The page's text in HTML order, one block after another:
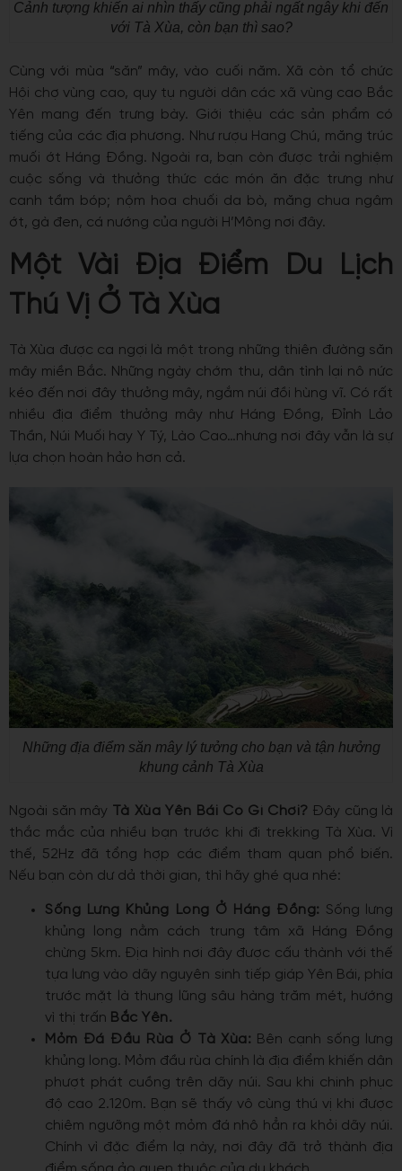
Cảnh tượng khiến ai nhìn thấy cũng phải ngất ngây khi đến
với Tà Xùa, còn bạn thì sao?
Cùng với mùa “săn” mây, vào cuối năm. Xã còn tổ chức
Hội chợ vùng cao, quy tụ người dân các xã vùng cao Bắc
Yên mang đến trưng bày. Giới thiệu các sản phẩm có
tiếng của các địa phương. Như rượu Hang Chú, măng trúc
muối ớt Háng Đồng. Ngoài ra, bạn còn được trải nghiệm
cuộc sống và thưởng thức các món ăn đặc trưng như
canh tầm bóp; nộm hoa chuối da bò, măng chua ngâm
ớt, gà đen, cá nướng của người H’Mông nơi đây.
Một Vài Địa Điểm Du Lịch
Thú Vị Ở Tà Xùa
Tà Xùa được ca ngợi là một trong những thiên đường săn
mây miền Bắc. Những ngày chớm thu, dân tình lại nô nức
kéo đến nơi đây thưởng mây, ngắm núi đồi hùng vĩ. Có rất
nhiều địa điểm thưởng mây như Háng Đồng, Đỉnh Lảo
Thần, Núi Muối hay Y Tý, Lào Cao…nhưng nơi đây vẫn là sự
lựa chọn hoàn hảo hơn cả.
Những địa điểm săn mây lý tưởng cho bạn và tận hưởng
khung cảnh Tà Xùa
Ngoài săn mây Tà Xùa Yên Bái Có Gì Chơi? Đây cũng là
thắc mắc của nhiều bạn trước khi đi trekking Tà Xùa. Vì
thế, 52Hz đã tổng hợp các điểm tham quan phổ biến.
Nếu bạn còn dư dả thời gian, thì hãy ghé qua nhé:
Sống Lưng Khủng Long Ở Háng Đồng: Sống lưng
khủng long nằm cách trung tâm xã Háng Đồng
chừng 5km. Địa hình nơi đây được cấu thành với thế
tựa lưng vào dãy nguyên sinh tiếp giáp Yên Bái, phía
trước mặt là thung lũng sâu hàng trăm mét, hướng
vì thị trấn Bắc Yên.
Mỏm Đá Đầu Rùa Ở Tà Xùa: Bên cạnh sống lưng
khủng long. Mỏm đầu rùa chính là địa điểm khiến dân
phượt phát cuồng trên dãy núi. Sau khi chinh phục
độ cao 2.120m. Bạn sẽ thấy vô cùng thú vị khi được
chiêm ngưỡng một mỏm đá nhô hẳn ra khỏi dãy núi.
Chính vì đặc điểm lạ này, nơi đây đã trở thành địa
028 4455 5252